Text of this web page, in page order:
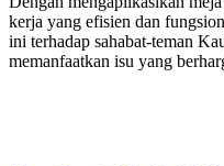
kerja yang efisien dan
ini terhadap sahabat-teman
memanfaatkan isu yang